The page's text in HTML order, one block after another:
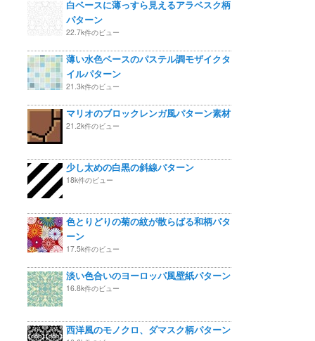
白ベースに薄っすら見えるアラベスク柄
パターン
22.7k件のビュー
薄い水色ベースのパステル調モザイクタ
イルパターン
21.3k件のビュー
マリオのブロックレンガ風パターン素材
21.2k件のビュー
少し太めの白黒の斜線パターン
18k件のビュー
色とりどりの菊の紋が散らばる和柄パタ
ーン
17.5k件のビュー
淡い色合いのヨーロッパ風壁紙パターン
16.8k件のビュー
西洋風のモノクロ、ダマスク柄パターン